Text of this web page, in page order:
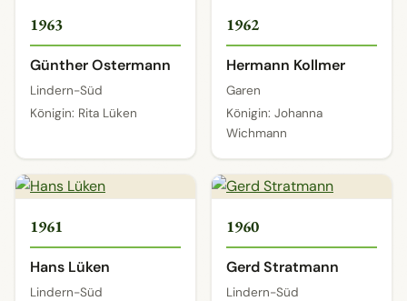
1963
Günther Ostermann
Lindern-Süd
Königin: Rita Lüken
1962
Hermann Kollmer
Garen
Königin: Johanna
Wichmann
1961
Hans Lüken
Lindern-Süd
1960
Gerd Stratmann
Lindern-Süd